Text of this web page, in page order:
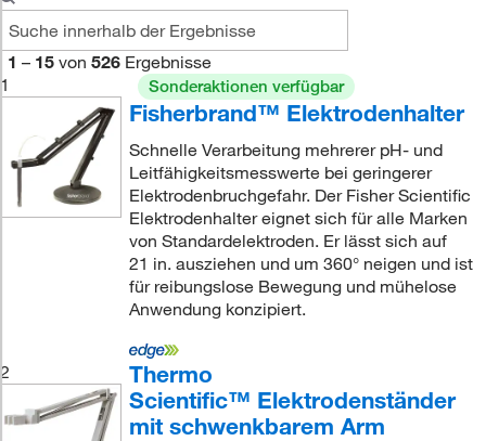
1 – 15 von 526 Ergebnisse
1
Sonderaktionen verfügbar
Fisherbrand™ Elektrodenhalter
Schnelle Verarbeitung mehrerer pH- und
Leitfähigkeitsmesswerte bei geringerer
Elektrodenbruchgefahr. Der Fisher Scientific
Elektrodenhalter eignet sich für alle Marken
von Standardelektroden. Er lässt sich auf
21 in. ausziehen und um 360° neigen und ist
für reibungslose Bewegung und mühelose
Anwendung konzipiert.
2
Thermo
Scientific™ Elektrodenständer
mit schwenkbarem Arm